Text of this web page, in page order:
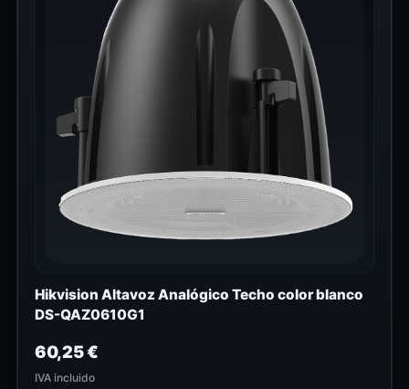
Hikvision Altavoz Analógico Techo color blanco
DS-QAZ0610G1
60,25€
IVA incluido